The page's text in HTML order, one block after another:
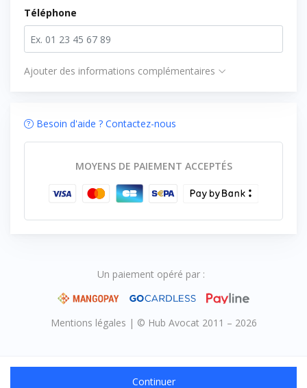
Besoin d'aide ? Contactez-nous
MOYENS DE PAIEMENT ACCEPTÉS
Téléphone
Ajouter des informations complémentaires
Continuer
Un paiement opéré par :
Mentions légales | © Hub Avocat 2011 – 2026